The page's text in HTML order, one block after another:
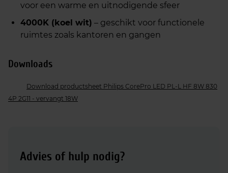
voor een warme en uitnodigende sfeer
4000K (koel wit) – geschikt voor functionele
ruimtes zoals kantoren en gangen
Downloads
Download productsheet Philips CorePro LED PL-L HF 8W 830
4P 2G11 - vervangt 18W
Advies of hulp nodig?